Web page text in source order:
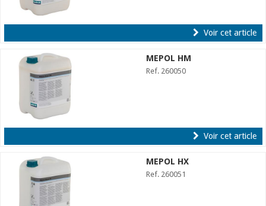
Voir cet article
MEPOL HM
Ref. 260050
Voir cet article
MEPOL HX
Ref. 260051